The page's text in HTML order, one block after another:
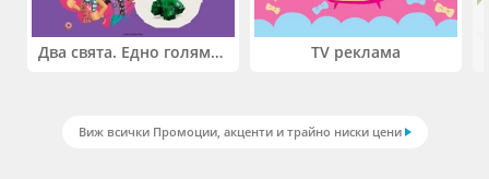
Два свята. Едно голямо приключение. Купи 2 продукта LEGO® Friends и/или LEGO® Minecraft и вземи -27% TV реклама
Виж всички Промоции, акценти и трайно ниски цени